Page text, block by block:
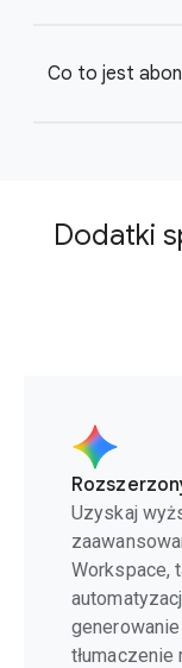
Co to jest
Dodatki
Uzyskaj
Workspace,